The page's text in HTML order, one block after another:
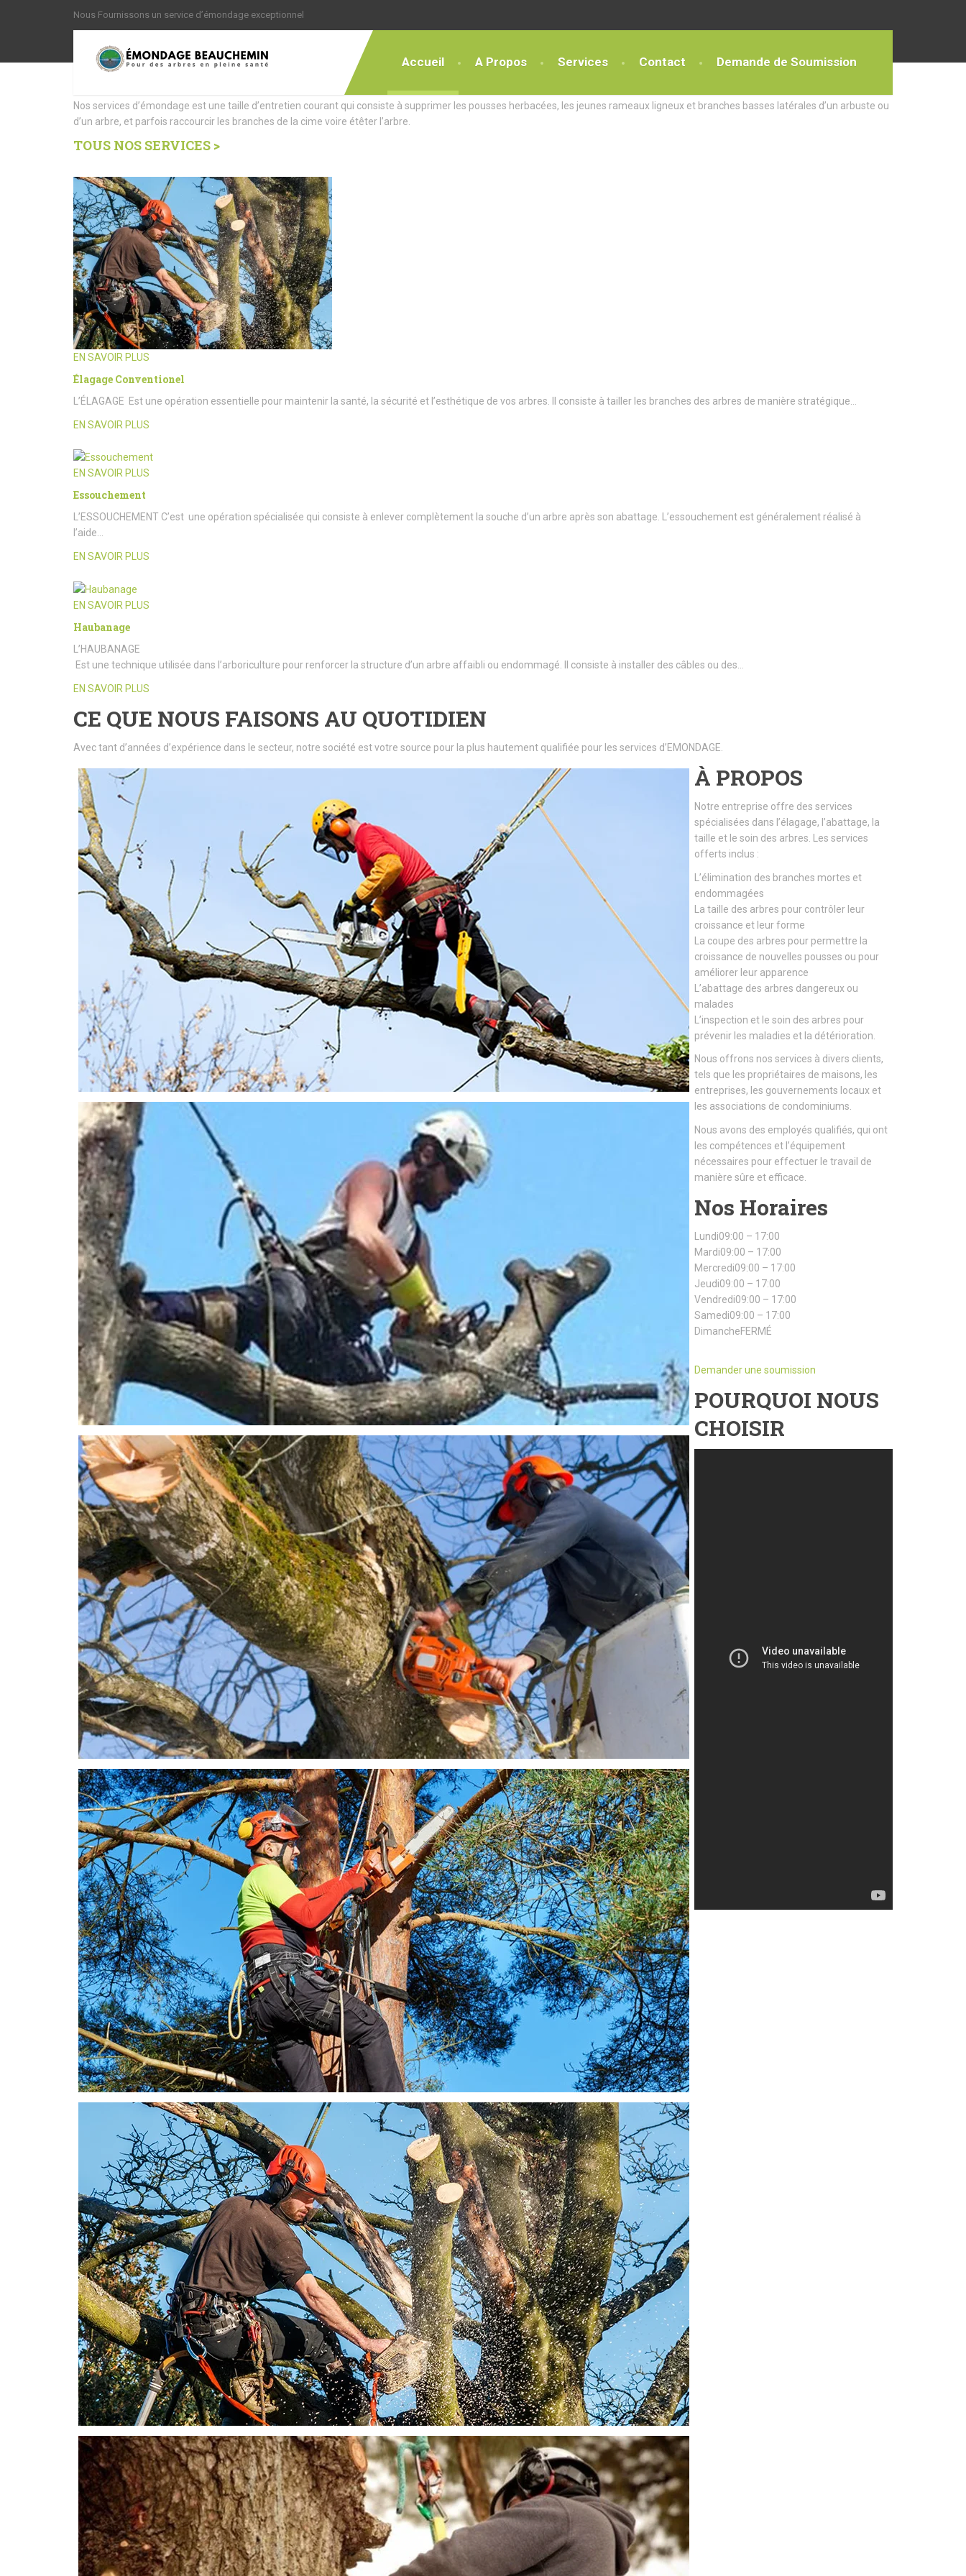
Nous Fournissons un service d’émondage exceptionnel
Accueil A Propos Services Contact Demande de Soumission
Nous offrons des Services Exceptionnels
Nos services d’émondage est une taille d’entretien courant qui consiste à supprimer les pousses herbacées, les jeunes rameaux ligneux et branches basses latérales d’un arbuste ou
d’un arbre, et parfois raccourcir les branches de la cime voire étêter l’arbre.
TOUS NOS SERVICES >
EN SAVOIR PLUS
Élagage Conventionel
L’ÉLAGAGE Est une opération essentielle pour maintenir la santé, la sécurité et l’esthétique de vos arbres. Il consiste à tailler les branches des arbres de manière stratégique…
EN SAVOIR PLUS
EN SAVOIR PLUS
Essouchement
L’ESSOUCHEMENT C’est une opération spécialisée qui consiste à enlever complètement la souche d’un arbre après son abattage. L’essouchement est généralement réalisé à
l’aide…
EN SAVOIR PLUS
EN SAVOIR PLUS
Haubanage
L’HAUBANAGE
Est une technique utilisée dans l’arboriculture pour renforcer la structure d’un arbre affaibli ou endommagé. Il consiste à installer des câbles ou des…
EN SAVOIR PLUS
CE QUE NOUS FAISONS AU QUOTIDIEN
Avec tant d’années d’expérience dans le secteur, notre société est votre source pour la plus hautement qualifiée pour les services d’EMONDAGE.
À PROPOS
Notre entreprise offre des services
spécialisées dans l’élagage, l’abattage, la
taille et le soin des arbres. Les services
offerts inclus :
L’élimination des branches mortes et
endommagées
La taille des arbres pour contrôler leur
croissance et leur forme
La coupe des arbres pour permettre la
croissance de nouvelles pousses ou pour
améliorer leur apparence
L’abattage des arbres dangereux ou
malades
L’inspection et le soin des arbres pour
prévenir les maladies et la détérioration.
Nous offrons nos services à divers clients,
tels que les propriétaires de maisons, les
entreprises, les gouvernements locaux et
les associations de condominiums.
Nous avons des employés qualifiés, qui ont
les compétences et l’équipement
nécessaires pour effectuer le travail de
manière sûre et efficace.
Nos Horaires
Lundi09:00 – 17:00
Mardi09:00 – 17:00
Mercredi09:00 – 17:00
Jeudi09:00 – 17:00
Vendredi09:00 – 17:00
Samedi09:00 – 17:00
DimancheFERMÉ
Demander une soumission
POURQUOI NOUS
CHOISIR